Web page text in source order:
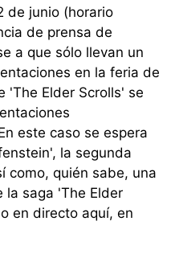
de junio (horario
de prensa de
a que sólo llevan un
en la feria de
'The Elder Scrolls' se
este caso se espera
la segunda
como, quién sabe, una
la saga 'The Elder
en directo aquí, en